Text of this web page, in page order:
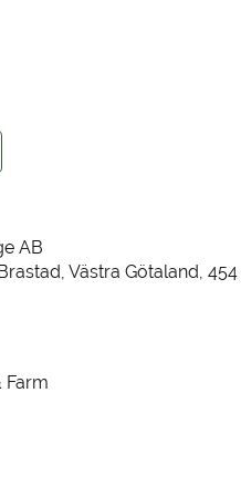
AB
Västra Götaland, 454
Farm